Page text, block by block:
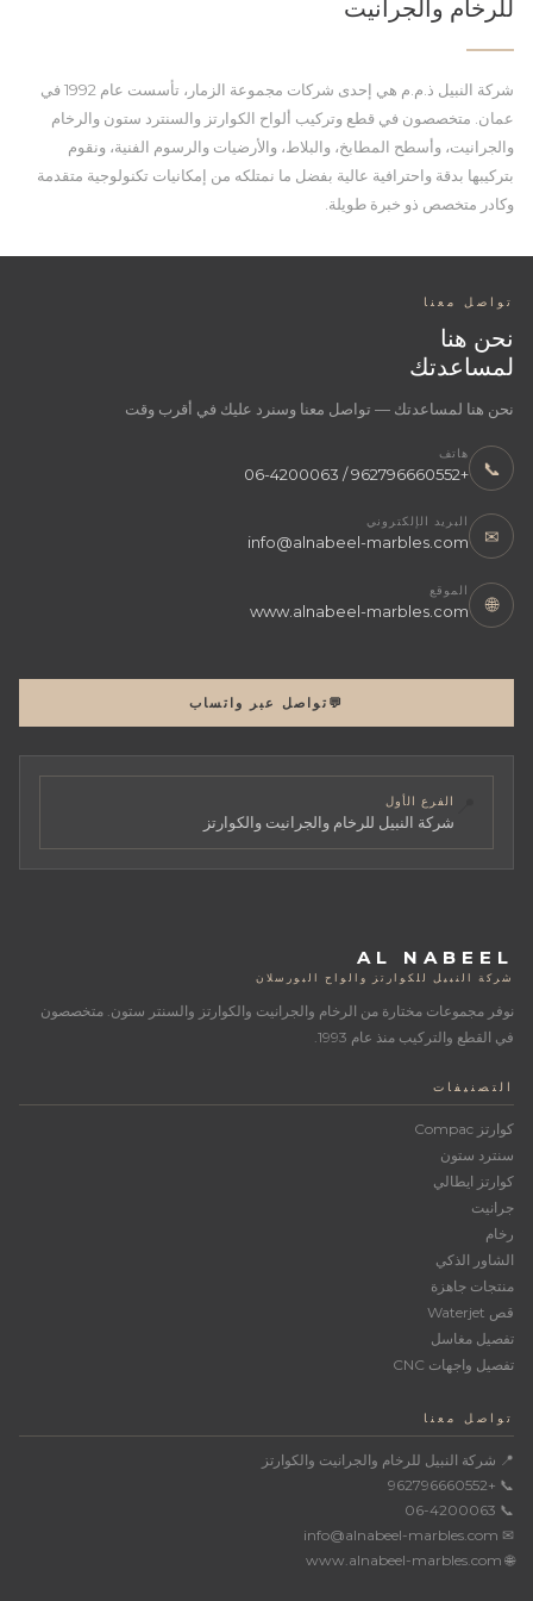
للرخام والجرانيت
شركة النبيل ذ.م.م هي إحدى شركات مجموعة الزمار، تأسست عام 1992 في
عمان. متخصصون في قطع وتركيب ألواح الكوارتز والسنترد ستون والرخام
والجرانيت، وأسطح المطابخ، والبلاط، والأرضيات والرسوم الفنية، ونقوم
بتركيبها بدقة واحترافية عالية بفضل ما نمتلكه من إمكانيات تكنولوجية متقدمة
وكادر متخصص ذو خبرة طويلة.
تواصل معنا
نحن هنا
لمساعدتك
نحن هنا لمساعدتك — تواصل معنا وسنرد عليك في أقرب وقت
📞
هاتف
+962796660552 / 06-4200063
✉
البريد الإلكتروني
info@alnabeel-marbles.com
🌐
الموقع
www.alnabeel-marbles.com
💬 تواصل عبر واتساب
الفرع الأول
شركة النبيل للرخام والجرانيت والكوارتز
AL NABEEL
شركة النبيل للكوارتز والواح البورسلان
نوفر مجموعات مختارة من الرخام والجرانيت والكوارتز والسنتر ستون. متخصصون
في القطع والتركيب منذ عام 1993.
التصنيفات
كوارتز Compac
سنترد ستون
كوارتز ايطالي
جرانيت
رخام
الشاور الذكي
منتجات جاهزة
قص Waterjet
تفصيل مغاسل
تفصيل واجهات CNC
تواصل معنا
📍 شركة النبيل للرخام والجرانيت والكوارتز
📞 +962796660552
📞 06-4200063
✉ info@alnabeel-marbles.com
🌐 www.alnabeel-marbles.com